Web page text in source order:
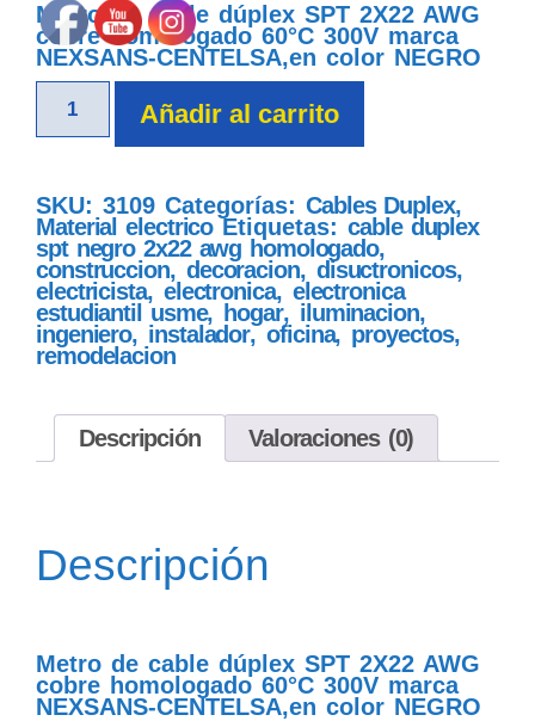
Metro de cable dúplex SPT 2X22 AWG
cobre homologado 60°C 300V marca
NEXSANS-CENTELSA,en color NEGRO
Añadir al carrito
SKU: 3109 Categorías: Cables Duplex,
Material electrico Etiquetas:cable duplex
spt negro 2x22 awg homologado,
construccion, decoracion, disuctronicos,
electricista, electronica, electronica
estudiantil usme, hogar, iluminacion,
ingeniero, instalador,oficina, proyectos,
remodelacion
Descripción Valoraciones (0)
Descripción
Metro de cable dúplex SPT 2X22 AWG
cobre homologado 60°C 300V marca
NEXSANS-CENTELSA,en color NEGRO